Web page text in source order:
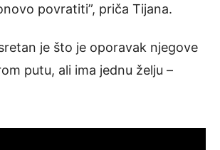
povratiti”, priča Tijana.
je što je oporavak njegove
putu, ali ima jednu želju –